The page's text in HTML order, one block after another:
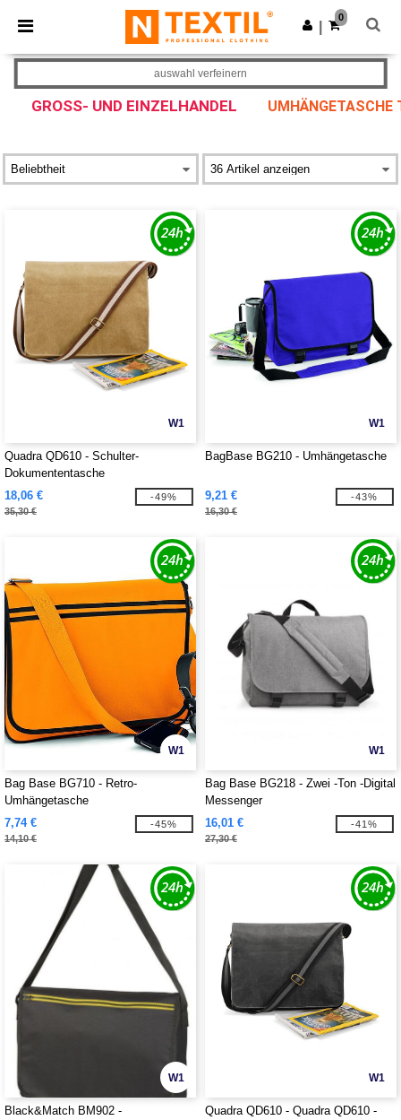
× Ntextil App
Bessere Preise in der App!
App holen
0
GROSS- UND EINZELHANDEL UMHÄNGETASCHE
auswahl verfeinern
W1
Quadra QD610 - Schulter-
Dokumententasche
18,06 €
35,30 €
-49%
W1
BagBase BG210 - Umhängetasche
9,21 €
16,30 €
-43%
W1
Bag Base BG710 - Retro-
Umhängetasche
7,74 €
14,10 €
-45%
W1
Bag Base BG218 - Zwei -Ton -Digital
Messenger
16,01 €
27,30 €
-41%
W1
Black&Match BM902 -
W1
Quadra QD610 - Quadra QD610 -